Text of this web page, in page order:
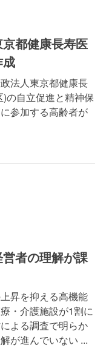
都健康長寿医
法人東京都健康長
の自立促進と精神保
参加する高齢者が
者の理解が課
昇を抑える高機能
・介護施設が1割に
よる調査で明らか
が進んでいない ...